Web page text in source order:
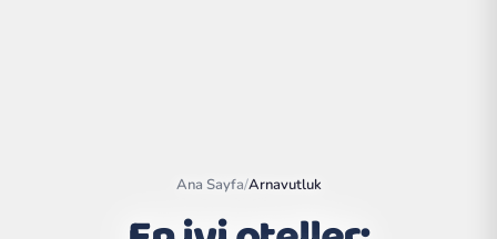
Ana Sayfa/Arnavutluk